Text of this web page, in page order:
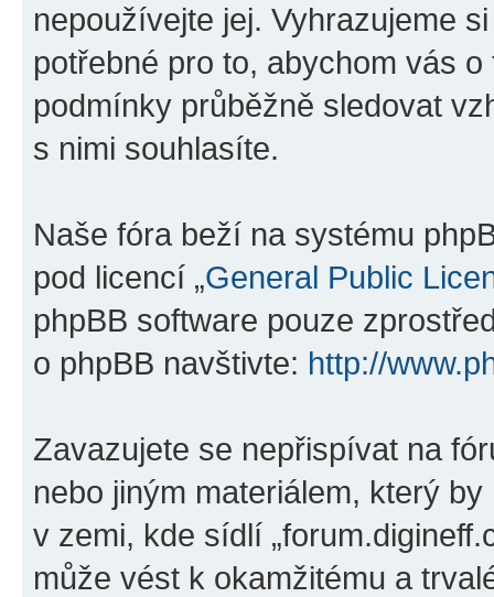
nepoužívejte jej. Vyhrazujeme
potřebné pro to, abychom vás
podmínky průběžně sledovat
s nimi souhlasíte.
Naše fóra beží na systému
pod licencí „General Public
phpBB software pouze
o phpBB navštivte: http://
Zavazujete se nepřispívat na
nebo jiným materiálem, který
v zemi, kde sídlí
může vést k okamžitému a